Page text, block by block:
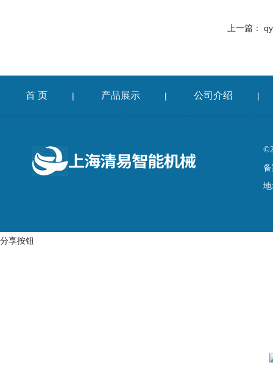
上一篇：
首 页 | 产品展示 | 公司介绍 |
备
分享按钮